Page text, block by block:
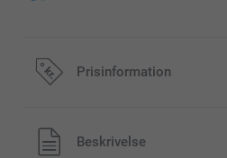
Prisinformation
Alle priser inklusive moms og uden
forsendelsesomkostninger
Beskrivelse